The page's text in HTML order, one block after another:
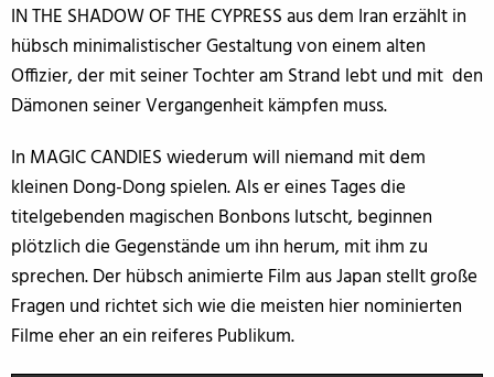
IN THE SHADOW OF THE CYPRESS aus dem Iran erzählt in
hübsch minimalistischer Gestaltung von einem alten
Offizier, der mit seiner Tochter am Strand lebt und mit den
Dämonen seiner Vergangenheit kämpfen muss.
In MAGIC CANDIES wiederum will niemand mit dem
kleinen Dong-Dong spielen. Als er eines Tages die
titelgebenden magischen Bonbons lutscht, beginnen
plötzlich die Gegenstände um ihn herum, mit ihm zu
sprechen. Der hübsch animierte Film aus Japan stellt große
Fragen und richtet sich wie die meisten hier nominierten
Filme eher an ein reiferes Publikum.